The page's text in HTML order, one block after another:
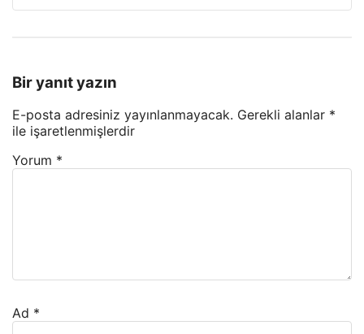
Bir yanıt yazın
E-posta adresiniz yayınlanmayacak. Gerekli alanlar *
ile işaretlenmişlerdir
Yorum *
Ad *